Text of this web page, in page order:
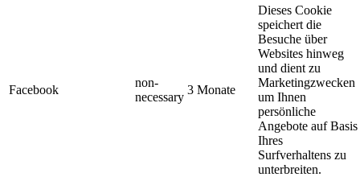
Facebook
non-
necessary
3 Monate
Dieses Cookie
speichert die
Besuche über
Websites hinweg
und dient zu
Marketingzwecken
um Ihnen
persönliche
Angebote auf Basis
Ihres
Surfverhaltens zu
unterbreiten.